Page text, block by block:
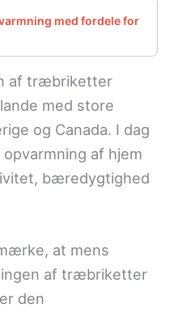
med fordele for
af træbriketter
med store
og Canada. I dag
af hjem
bæredygtighed
at mens
af træbriketter
den